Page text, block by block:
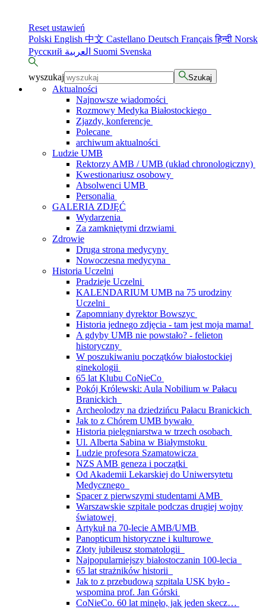
Reset ustawień
Polski English 中文 Castellano Deutsch Françaisहिन्दी Norsk
Русский
Suomi Svenska
wyszukaj Szukaj
Aktualności
Najnowsze wiadomości
Rozmowy Medyka Białostockiego
Zjazdy, konferencje
Polecane
archiwum aktualności
Ludzie UMB
Rektorzy AMB / UMB (układ chronologiczny)
Kwestionariusz osobowy
Absolwenci UMB
Personalia
GALERIA ZDJĘĆ
Wydarzenia
Za zamkniętymi drzwiami
Zdrowie
Druga strona medycyny
Nowoczesna medycyna
Historia Uczelni
Pradzieje Uczelni
KALENDARIUM UMB na 75 urodziny
Uczelni
Zapomniany dyrektor Bowszyc
Historia jednego zdjęcia - tam jest moja mama!
A gdyby UMB nie powstało? - felieton
historyczny
W poszukiwaniu początków białostockiej
ginekologii
65 lat Klubu CoNieCo
Pokój Królewski: Aula Nobilium w Pałacu
Branickich
Archeolodzy na dziedzińcu Pałacu Branickich
Jak to z Chórem UMB bywało
Historia pielęgniarstwa w trzech osobach
Ul. Alberta Sabina w Białymstoku
Ludzie profesora Szamatowicza
NZS AMB geneza i początki
Od Akademii Lekarskiej do Uniwersytetu
Medycznego
Spacer z pierwszymi studentami AMB
Warszawskie szpitale podczas drugiej wojny
światowej
Artykuł na 70-lecie AMB/UMB
Panopticum historyczne i kulturowe
Złoty jubileusz stomatologii
Najpopularniejszy białostoczanin 100-lecia
65 lat strażników historii
Jak to z przebudową szpitala USK było -
wspomina prof. Jan Górski
CoNieCo. 60 lat minęło, jak jeden skecz…